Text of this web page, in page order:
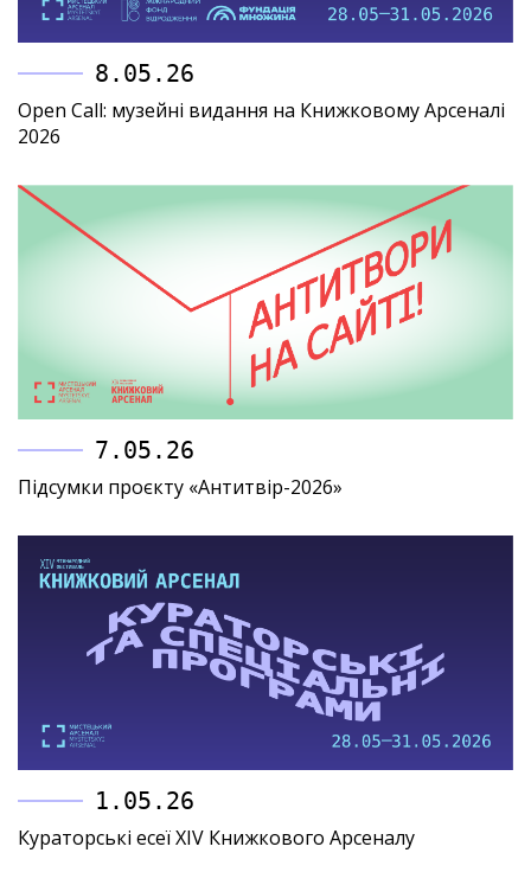
8.05.26
Open Call: музейні видання на Книжковому Арсеналі
2026
7.05.26
Підсумки проєкту «Антитвір-2026»
1.05.26
Кураторські есеї XIV Книжкового Арсеналу